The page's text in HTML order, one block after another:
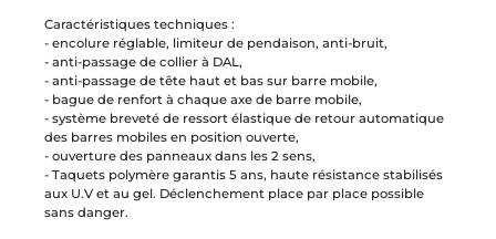
Caractéristiques techniques :
- encolure réglable, limiteur de pendaison, anti-bruit,
- anti-passage de collier à DAL,
- anti-passage de tête haut et bas sur barre mobile,
- bague de renfort à chaque axe de barre mobile,
- système breveté de ressort élastique de retour automatique
des barres mobiles en position ouverte,
- ouverture des panneaux dans les 2 sens,
- Taquets polymère garantis 5 ans, haute résistance stabilisés
aux U.V et au gel. Déclenchement place par place possible
sans danger.